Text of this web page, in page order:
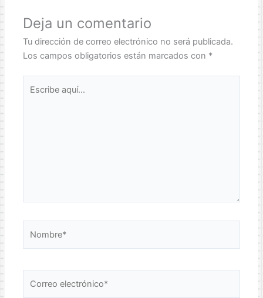
Deja un comentario
Tu dirección de correo electrónico no será publicada.
Los campos obligatorios están marcados con *
aquí...
electrónico*